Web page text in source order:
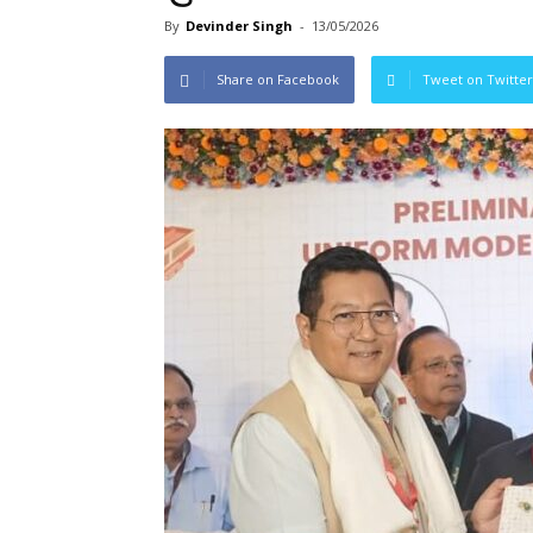
By Devinder Singh - 13/05/2026
Share on Facebook Tweet on Twitter